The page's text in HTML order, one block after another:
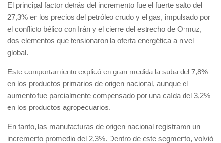
El principal factor detrás del incremento fue el fuerte salto del
27,3% en los precios del petróleo crudo y el gas, impulsado por
el conflicto bélico con Irán y el cierre del estrecho de Ormuz,
dos elementos que tensionaron la oferta energética a nivel
global.
Este comportamiento explicó en gran medida la suba del 7,8%
en los productos primarios de origen nacional, aunque el
aumento fue parcialmente compensado por una caída del 3,2%
en los productos agropecuarios.
En tanto, las manufacturas de origen nacional registraron un
incremento promedio del 2,3%. Dentro de este segmento, volvió